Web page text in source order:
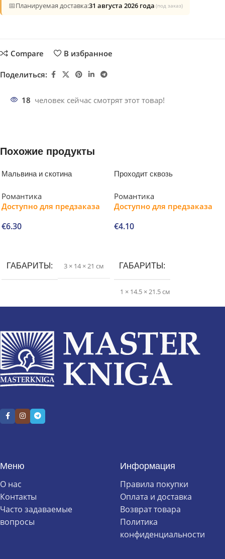
📅Планируемая доставка:31 августа 2026 года (под заказ)
Compare В избранное
Поделиться:
18 человек сейчас смотрят этот товар!
Похожие продукты
Мальвина и скотина
Романтика
Доступно для предзаказа
€6.30
ГАБАРИТЫ 3 × 14 × 21 см
Проходит сквозь
Романтика
Доступно для предзаказа
€4.10
ГАБАРИТЫ
1 × 14.5 × 21.5 см
Меню
О нас
Контакты
Часто задаваемые
вопросы
Информация
Правила покупки
Оплата и доставка
Возврат товара
Политика
конфиденциальности